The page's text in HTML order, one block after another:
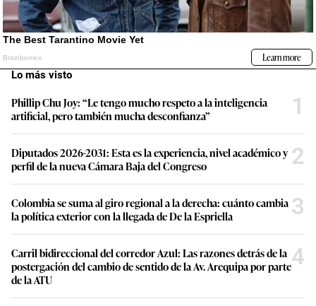
Lo más visto
Phillip Chu Joy: “Le tengo mucho respeto a la inteligencia
artificial, pero también mucha desconfianza”
1
Diputados 2026-2031: Esta es la experiencia, nivel académico y
perfil de la nueva Cámara Baja del Congreso
2
Colombia se suma al giro regional a la derecha: cuánto cambia
la política exterior con la llegada de De la Espriella
3
Carril bidireccional del corredor Azul: Las razones detrás de la
postergación del cambio de sentido de la Av. Arequipa por parte
de la ATU
4